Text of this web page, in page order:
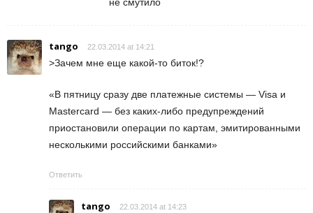
tango 22.03.2014 at 14:21
>Зачем мне еще какой-то биток!?
«В пятницу сразу две платежные системы — Visa и
Mastercard — без каких-либо предупреждений
приостановили операции по картам, эмитированными
несколькими российскими банками»
Ответить
tango 22.03.2014 at 14:23